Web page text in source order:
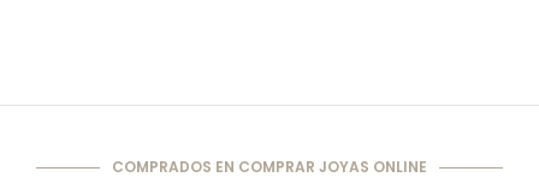
COMPRADOS EN COMPRAR JOYAS ONLINE